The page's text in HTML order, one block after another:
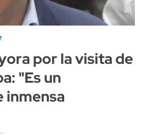
por la visita de
"Es un
inmensa